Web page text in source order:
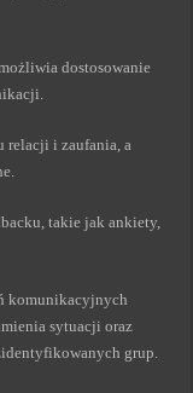
dostosowanie
relacji i zaufania, a
takie jak ankiety,
komunikacyjnych
sytuacji oraz
grup.